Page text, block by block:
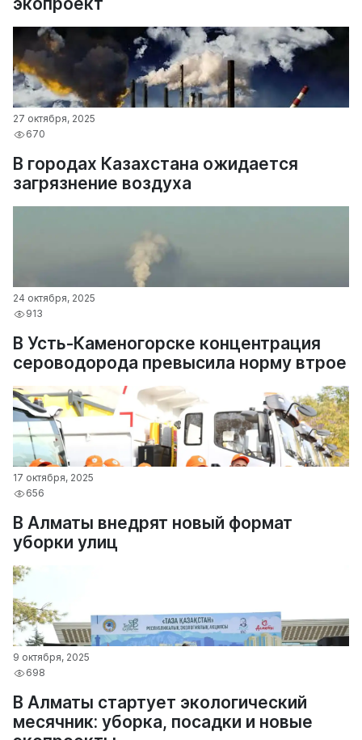
27 октября, 2025
670
В городах Казахстана ожидается
загрязнение воздуха
24 октября, 2025
913
В Усть-Каменогорске концентрация
сероводорода превысила норму втрое
17 октября, 2025
656
В Алматы внедрят новый формат
уборки улиц
9 октября, 2025
698
В Алматы стартует экологический
месячник: уборка, посадки и новые